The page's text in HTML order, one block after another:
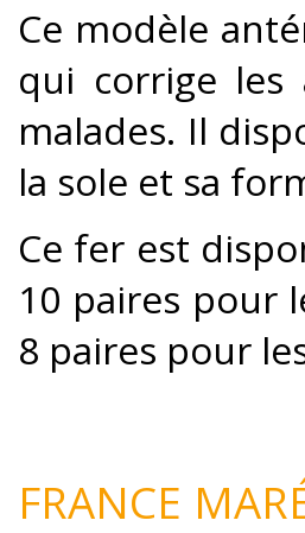
Ce modèle
qui corrige les
malades. Il
la sole et sa
Ce fer est
10 paires pour
8 paires pour
FRANCE